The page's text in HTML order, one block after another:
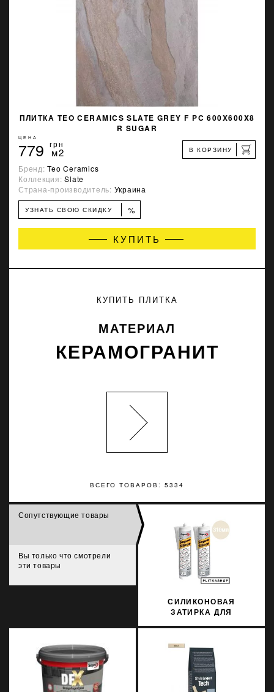
ПЛИТКА TEO CERAMICS SLATE GREY F PC 600X600X8
R SUGAR
ЦЕНА
779 грн
м2 В КОРЗИНУ
Бренд:Teo Ceramics
Коллекция:Slate
Страна-производитель: Украина
УЗНАТЬ СВОЮ СКИДКУ %
КУПИТЬ
ВСЕГО ТОВАРОВ: 5334
КУПИТЬ ПЛИТКА
МАТЕРИАЛ
КЕРАМОГРАНИТ
Сопутствующие товары
Вы только что смотрели
эти товары
СИЛИКОНОВАЯ
ЗАТИРКА ДЛЯ
MARMORSILICON 796
310МЛ